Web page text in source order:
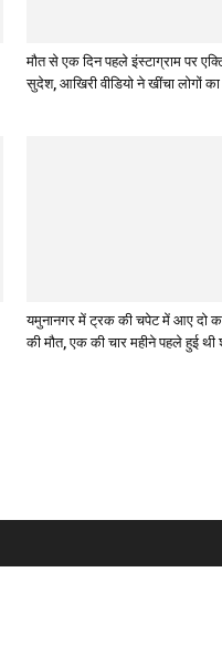
मौत से एक दिन पहले इंस्टाग्राम पर
सुदेश, आखिरी वीडियो ने खींचा लोगों का
यमुनानगर में ट्रक की चपेट में आए दो
की मौत, एक की चार महीने पहले हुई थी